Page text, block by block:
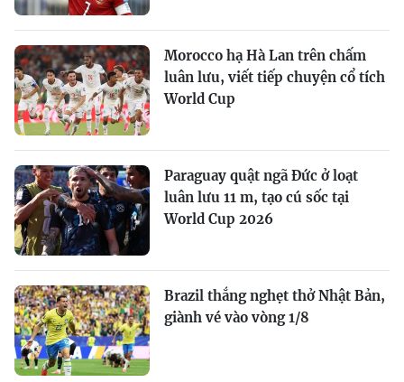
Morocco hạ Hà Lan trên chấm
luân lưu, viết tiếp chuyện cổ tích
World Cup
Paraguay quật ngã Đức ở loạt
luân lưu 11 m, tạo cú sốc tại
World Cup 2026
Brazil thắng nghẹt thở Nhật Bản,
giành vé vào vòng 1/8